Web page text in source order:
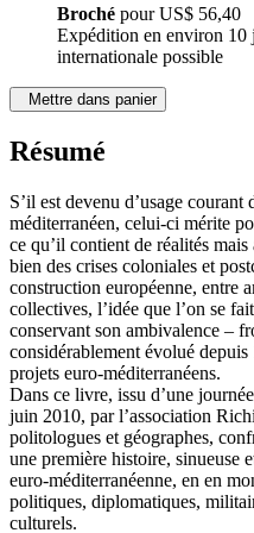
Broché pourUS$ 56,40
Expédition en environ 10
internationale possible
Mettre dans panier
Résumé
S’il est devenu d’usage courant
méditerranéen, celui-ci mérite
ce qu’il contient de réalités
bien des crises coloniales et
construction européenne, entre
collectives, l’idée que l’on se
conservant son ambivalence –
considérablement évolué
projets euro-méditerranéens.
Dans ce livre, issu d’une
juin 2010, par l’association
politologues et géographes,
une première histoire, sinueuse
euro-méditerranéenne, en en
politiques, diplomatiques,
culturels.